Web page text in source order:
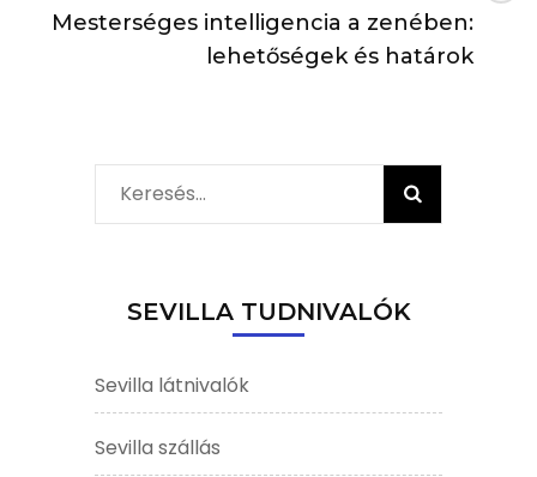
Mesterséges intelligencia a zenében:
lehetőségek és határok
Keresés:
SEVILLA TUDNIVALÓK
Sevilla látnivalók
Sevilla szállás